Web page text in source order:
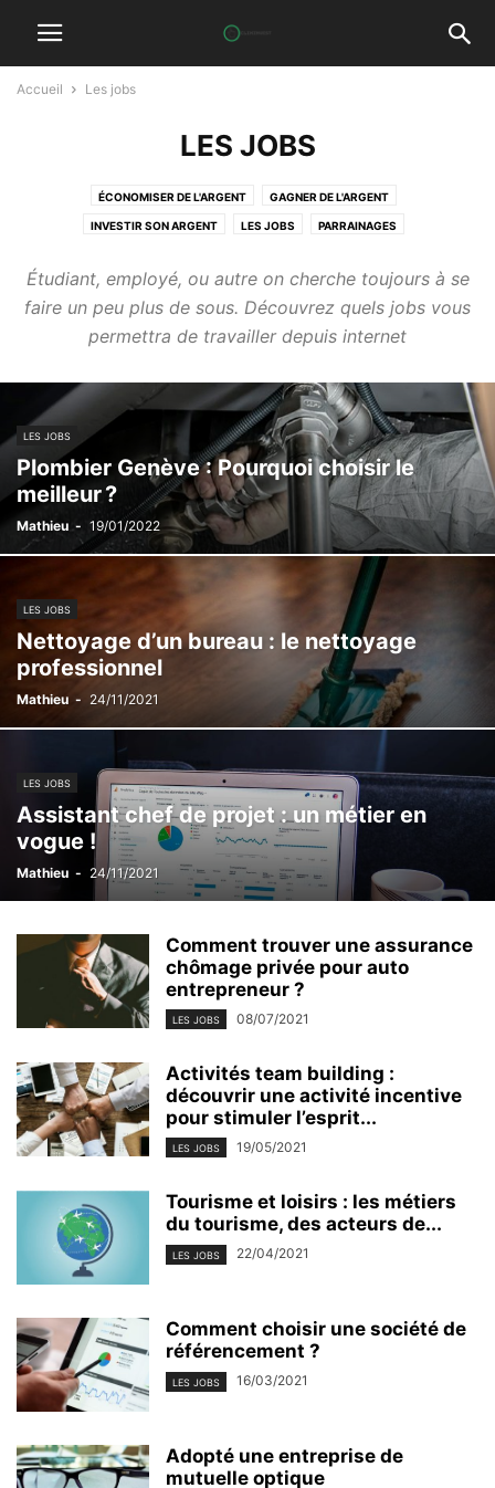
Accueil Les jobs
LES JOBS
ÉCONOMISER DE L'ARGENT GAGNER DE L'ARGENT
INVESTIR SON ARGENT LES JOBS PARRAINAGES
Étudiant, employé, ou autre on cherche toujours à se
faire un peu plus de sous. Découvrez quels jobs vous
permettra de travailler depuis internet
LES JOBS
Plombier Genève : Pourquoi choisir le
meilleur ?
Mathieu - 19/01/2022
LES JOBS
Nettoyage d’un bureau : le nettoyage
professionnel
Mathieu - 24/11/2021
LES JOBS
Assistant chef de projet : un métier en
vogue !
Mathieu - 24/11/2021
Comment trouver une assurance
chômage privée pour auto
entrepreneur ?
LES JOBS 08/07/2021
Activités team building :
découvrir une activité incentive
pour stimuler l’esprit...
LES JOBS 19/05/2021
Tourisme et loisirs : les métiers
du tourisme, des acteurs de...
LES JOBS 22/04/2021
Comment choisir une société de
référencement ?
LES JOBS 16/03/2021
Adopté une entreprise de
mutuelle optique